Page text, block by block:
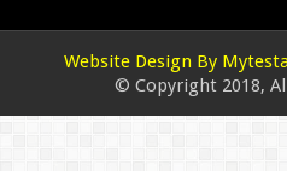
Website Design By
© Copyright 2018,